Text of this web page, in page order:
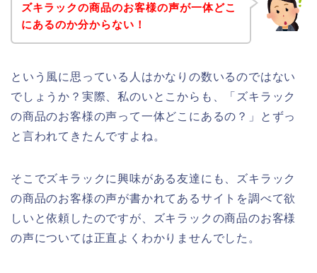
ズキラックの商品のお客様の声が一体どこ
にあるのか分からない！
という風に思っている人はかなりの数いるのではない
でしょうか？実際、私のいとこからも、「ズキラック
の商品のお客様の声って一体どこにあるの？」とずっ
と言われてきたんですよね。
そこでズキラックに興味がある友達にも、ズキラック
の商品のお客様の声が書かれてあるサイトを調べて欲
しいと依頼したのですが、ズキラックの商品のお客様
の声については正直よくわかりませんでした。